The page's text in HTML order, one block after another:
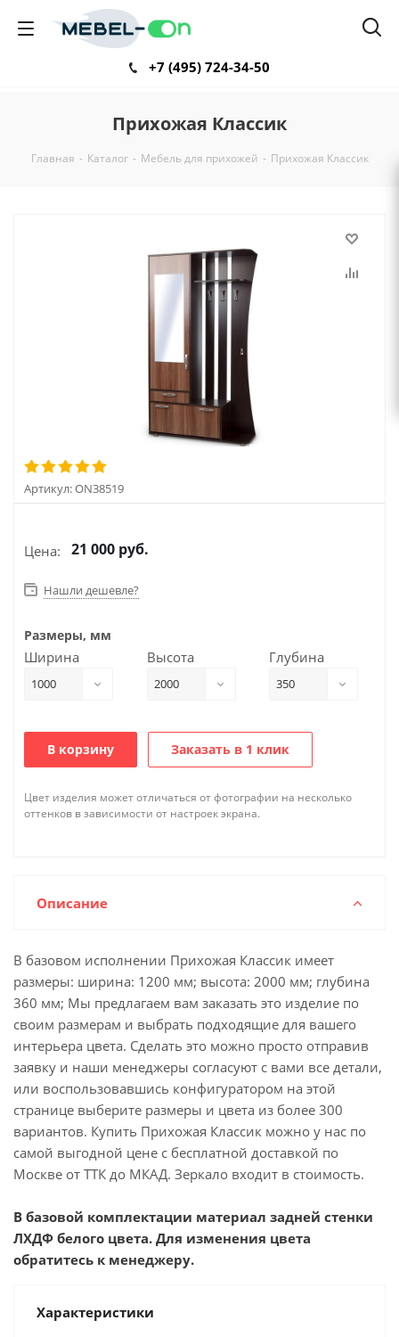
+7 (495) 724-34-50
Прихожая Классик
Главная - Каталог - Мебель для прихожей - Прихожая Классик
Артикул:ON38519
Цена: 21 000 руб.
Нашли дешевле?
Размеры, мм
Ширина
1000
Высота
2000
Глубина
350
В корзину Заказать в 1 клик
Цвет изделия может отличаться от фотографии на несколько
оттенков в зависимости от настроек экрана.
Описание
В базовом исполнении Прихожая Классик имеет
размеры: ширина: 1200 мм; высота: 2000 мм; глубина
360 мм; Мы предлагаем вам заказать это изделие по
своим размерам и выбрать подходящие для вашего
интерьера цвета. Сделать это можно просто отправив
заявку и наши менеджеры согласуют с вами все детали,
или воспользовавшись конфигуратором на этой
странице выберите размеры и цвета из более 300
вариантов. Купить Прихожая Классик можно у нас по
самой выгодной цене с бесплатной доставкой по
Москве от ТТК до МКАД. Зеркало входит в стоимость.
В базовой комплектации материал задней стенки
ЛХДФ белого цвета. Для изменения цвета
обратитесь к менеджеру.
Характеристики